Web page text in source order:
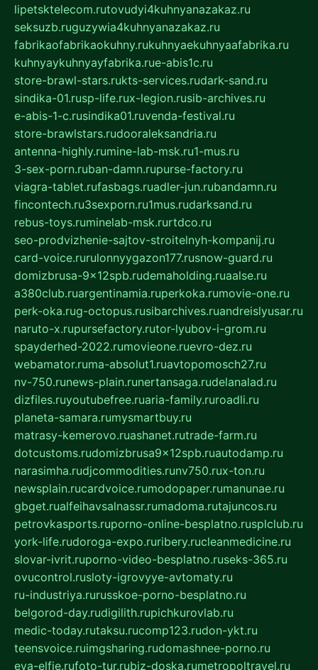
lipetsktelecom.rutovudyi4kuhnyanazakaz.ru
seksuzb.ruguzywia4kuhnyanazakaz.ru
fabrikaofabrikaokuhny.rukuhnyaekuhnyaafabrika.ru
kuhnyaykuhnyayfabrika.rue-abis1c.ru
store-brawl-stars.rukts-services.rudark-sand.ru
sindika-01.rusp-life.rux-legion.rusib-archives.ru
e-abis-1-c.rusindika01.ruvenda-festival.ru
store-brawlstars.rudooraleksandria.ru
antenna-highly.rumine-lab-msk.ru1-mus.ru
3-sex-porn.ruban-damn.rupurse-factory.ru
viagra-tablet.rufasbags.ruadler-jun.rubandamn.ru
fincontech.ru3sexporn.ru1mus.rudarksand.ru
rebus-toys.ruminelab-msk.rurtdco.ru
seo-prodvizhenie-sajtov-stroitelnyh-kompanij.ru
card-voice.rurulonnyygazon177.rusnow-guard.ru
domizbrusa-9x12spb.rudemaholding.ruaalse.ru
a380club.ruargentinamia.ruperkoka.rumovie-one.ru
perk-oka.rug-octopus.rusibarchives.ruandreislyusar.ru
naruto-x.rupursefactory.rutor-lyubov-i-grom.ru
spayderhed-2022.rumovieone.ruevro-dez.ru
webamator.ruma-absolut1.ruavtopomosch27.ru
nv-750.runews-plain.runertansaga.rudelanalad.ru
dizfiles.ruyoutubefree.ruaria-family.ruroadli.ru
planeta-samara.rumysmartbuy.ru
matrasy-kemerovo.ruashanet.rutrade-farm.ru
dotcustoms.rudomizbrusa9x12spb.ruautodamp.ru
narasimha.rudjcommodities.runv750.rux-ton.ru
newsplain.rucardvoice.rumodopaper.rumanunae.ru
gbget.rualfeihavsalnassr.rumadoma.rutajuncos.ru
petrovkasports.ruporno-online-besplatno.rusplclub.ru
york-life.rudoroga-expo.ruribery.rucleanmedicine.ru
slovar-ivrit.ruporno-video-besplatno.ruseks-365.ru
ovucontrol.rusloty-igrovyye-avtomaty.ru
ru-industriya.rurusskoe-porno-besplatno.ru
belgorod-day.rudigilith.rupichkurovlab.ru
medic-today.rutaksu.rucomp123.rudon-ykt.ru
teensvoice.ruimgsharing.rudomashnee-porno.ru
eva-elfie.rufoto-tur.rubiz-doska.rumetropoltravel.ru